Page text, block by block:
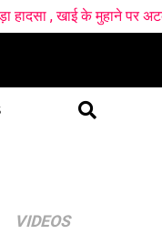
मुहाने पर अटका कांवड़
VIDEOS